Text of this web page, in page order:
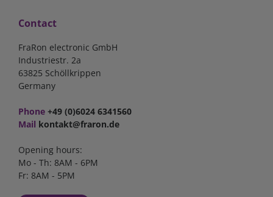
Contact
FraRon electronic GmbH
Industriestr. 2a
63825 Schöllkrippen
Germany
Phone +49 (0)6024 6341560
Mail kontakt@fraron.de
Opening hours:
Mo - Th: 8AM - 6PM
Fr: 8AM - 5PM